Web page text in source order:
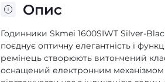
Опис
Годинники Skmei 1600SIWT Silver-
поєднує оптичну елегантність і
ремінець створюють витончений
оснащений електронним